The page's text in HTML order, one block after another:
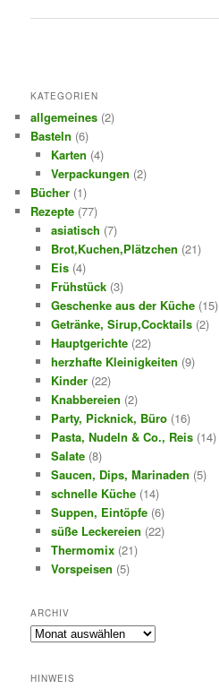
KATEGORIEN
allgemeines (2)
Basteln (6)
Karten (4)
Verpackungen (2)
Bücher (1)
Rezepte (77)
asiatisch (7)
Brot,Kuchen,Plätzchen (21)
Eis(4)
Frühstück(3)
Geschenke aus der Küche(15)
Getränke, Sirup,Cocktails(2)
Hauptgerichte(22)
herzhafte Kleinigkeiten (9)
Kinder(22)
Knabbereien (2)
Party, Picknick, Büro(16)
Pasta, Nudeln & Co., Reis(14)
Salate(8)
Saucen, Dips, Marinaden (5)
schnelle Küche(14)
Suppen, Eintöpfe(6)
süße Leckereien (22)
Thermomix(21)
Vorspeisen (5)
ARCHIV
Archiv
HINWEIS